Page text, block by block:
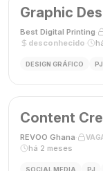
Graphic
Best Digital Printing
desconhecido
DESIGN GRÁFICO PJ
Content
REVOO Ghana
há 2 meses
SOCIAL MEDIA PJ